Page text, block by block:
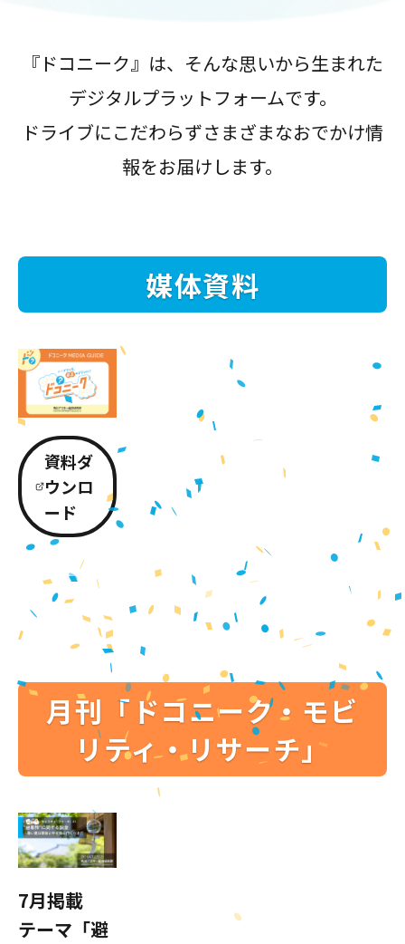
『ドコニーク』は、そんな思いから生まれた
デジタルプラットフォームです。
ドライブにこだわらずさまざまなおでかけ情
報をお届けします。
媒体資料
資料ダ
ウンロ
ード
月刊「ドコニーク・モビ
リティ・リサーチ」
7月掲載
テーマ「避